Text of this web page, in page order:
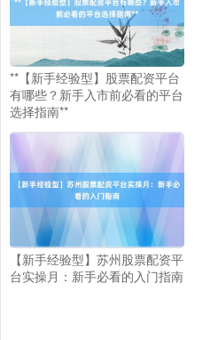
**【新手经验型】股票配资平台
有哪些？新手入市前必看的平台
选择指南**
【新手经验型】苏州股票配资平
台实操月：新手必看的入门指南
北证50 1122.88
创业板指 3515.56